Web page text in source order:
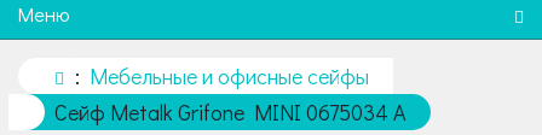
Меню
Мебельные и офисные сейфы
Сейф Metalk Grifone MINI 0675034 A